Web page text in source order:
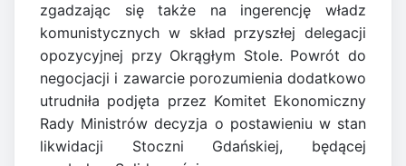
zgadzając się także na ingerencję władz
komunistycznych w skład przyszłej delegacji
opozycyjnej przy Okrągłym Stole. Powrót do
negocjacji i zawarcie porozumienia dodatkowo
utrudniła podjęta przez Komitet Ekonomiczny
Rady Ministrów decyzja o postawieniu w stan
likwidacji Stoczni Gdańskiej, będącej